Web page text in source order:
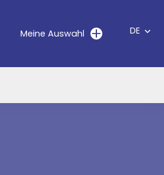
Meine Auswahl DE